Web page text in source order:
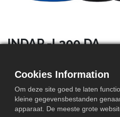
INDAP -L300 DA
Technische informatie
Cookies Information
Om deze site goed te laten
kleine gegevensbestanden
apparaat. De meeste grote